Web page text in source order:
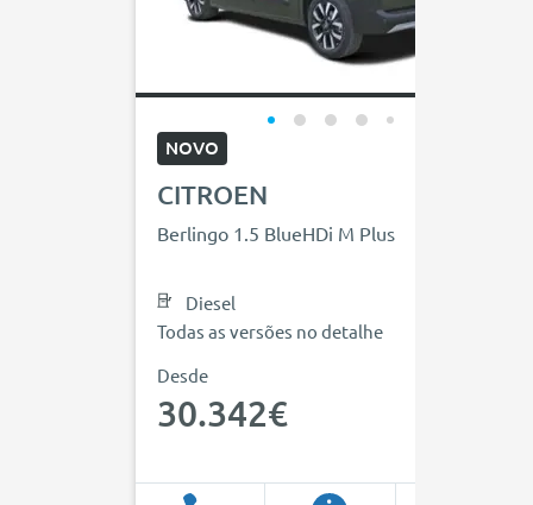
NOVO
CITROEN
Berlingo 1.5 BlueHDi M Plus
Diesel
Todas as versões no detalhe
Desde
30.342€